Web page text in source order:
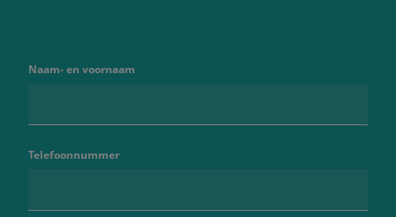
Naam- en voornaam
Telefoonnummer